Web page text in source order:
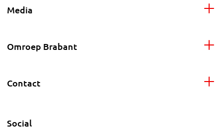
Media
Omroep Brabant
Contact
Social